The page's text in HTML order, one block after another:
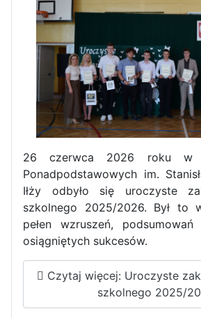
Olimpiadzie Teologii
Obchody Święta Konstytucji
Zawody Sportowo – Obronne
26 czerwca 2026 roku w
Ponadpodstawowych im.
Iłży odbyło się uroczyste
szkolnego 2025/2026. Był to
pełen wzruszeń,
osiągniętych sukcesów.
Czytaj więcej: Uroczyste
szkolnego 2025/